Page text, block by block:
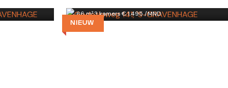
NIEUW
66 m²·3 kamers·€ 1.495 /MND